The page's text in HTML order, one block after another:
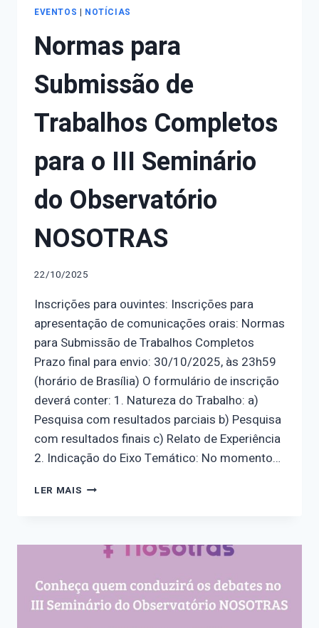
EVENTOS | NOTÍCIAS
Normas para
Submissão de
Trabalhos Completos
para o III Seminário
do Observatório
NOSOTRAS
22/10/2025
Inscrições para ouvintes: Inscrições para
apresentação de comunicações orais: Normas
para Submissão de Trabalhos Completos
Prazo final para envio: 30/10/2025, às 23h59
(horário de Brasília) O formulário de inscrição
deverá conter: 1. Natureza do Trabalho: a)
Pesquisa com resultados parciais b) Pesquisa
com resultados finais c) Relato de Experiência
2. Indicação do Eixo Temático: No momento…
LER MAIS NORMAS
TRABALHOS
COMPLETOS
O
III